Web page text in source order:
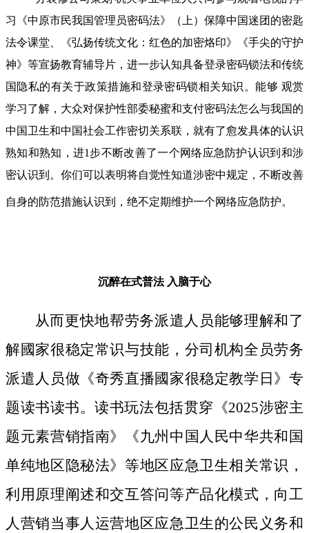
习《中原市民我国管理员密码法》（上）保障中国迷团的密匙
法令课堂、《弘扬传统文化：红色的加密烙印》《手尖的守护
神》等宣扬教育辅导片，进一步认知具备登录密码锁法和传统
国隐私的有关于政策措施和登录密码锁相关知识。能够 观赏
学习了解，大众对保护性部委秘蜜和支付密码法怎么与我国的
中国卫生和中国社会工作密切关系联，就有了愈发具体的认识
熟知和熟知，进1步不断改善了一个网络应急防护认识到和涉
密认识到。你们可以表明将自觉性知道涉密中规定，不断改善
自身的防范措施认识到，绝不定期维护一个网络应急防护。
沉醉在式普法 入脑于心
从而更快地帮劳务派遣人员能够理解和了
解國家很稳定常识与技能，分司机构全员劳务
派遣人员做《奇秀直播國家很稳定教学日》专
题读书读书。读书玩法包括贯穿《2025涉密主
题元素营销指南》《九州中国人民中华共和国
单纯地区隐秘法》等地区应急卫生相关常识，
利用原理阐述和交互答问等产品化模式，向工
人营销当事人运营地区应急卫生的公民义务和